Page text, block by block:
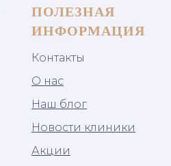
ПОЛЕЗНАЯ
ИНФОРМАЦИЯ
Контакты
О нас
Наш блог
Новости клиники
Акции